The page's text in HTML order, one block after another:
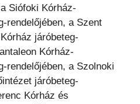
Siófoki Kórház-
rendelőjében, a Szent
járóbeteg-
Kórház-
rendelőjében, a Szolnoki
járóbeteg-
Kórház és